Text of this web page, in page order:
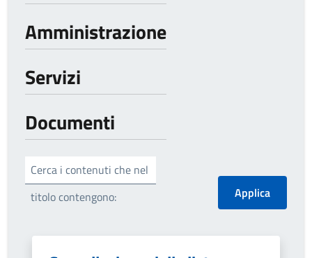
Amministrazione
Servizi
Documenti
Cerca i contenuti che nel
titolo contengono: